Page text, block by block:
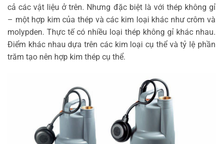
cả các vật liệu ở trên. Nhưng đặc biệt là với thép không gỉ
– một hợp kim của thép và các kim loại khác như crôm và
molypden. Thực tế có nhiều loại thép không gỉ khác nhau.
Điểm khác nhau dựa trên các kim loại cụ thể và tỷ lệ phần
trăm tạo nên hợp kim thép cụ thể.